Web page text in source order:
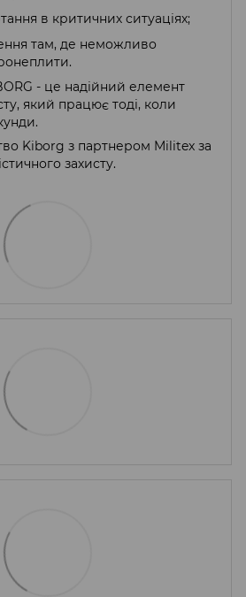
в критичних ситуаціях;
там, де неможливо
- це надійний елемент
який працює тоді, коли
Kiborg з партнером Militex за
захисту.